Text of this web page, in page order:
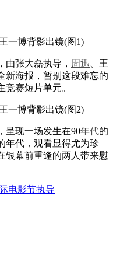
由张大磊执导， 周迅 、王
新海报，暂别这段难忘的
赛短片单元。
呈现一场发生在90年代的
年代，观看显得尤为珍
银幕前重逢的两人带来慰
电影节执导